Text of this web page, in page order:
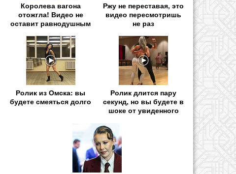
Королева вагона
отожгла! Видео не
оставит равнодушным
Ржу не переставая, это
видео пересмотришь
не раз
Ролик из Омска: вы
будете смеяться долго
Ролик длится пару
секунд, но вы будете в
шоке от увиденного